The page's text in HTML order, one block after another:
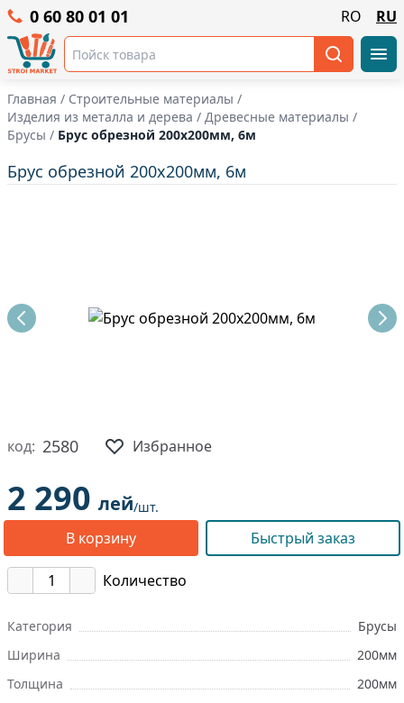
0 60 80 01 01 RO RU
Главная / Строительные материалы /
Изделия из металла и дерева / Древесные материалы /
Брусы / Брус обрезной 200x200мм, 6м
Брус обрезной 200x200мм, 6м
код: 2580 Избранное
2 290 лей/шт.
В корзину Быстрый заказ
Количество
Категория
Брусы
Ширина
200мм
Толщина
200мм